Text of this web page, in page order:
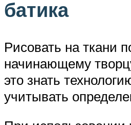
батика
Рисовать на ткани
начинающему
это знать
учитывать